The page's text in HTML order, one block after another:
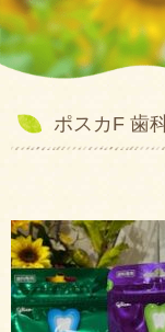
ポスカF 歯